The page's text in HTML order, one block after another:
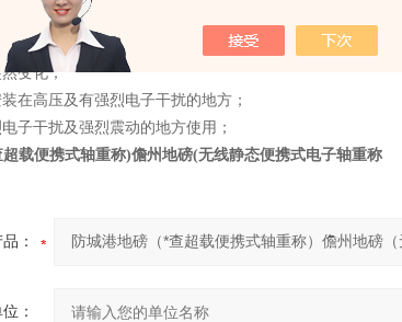
盘，所有按键是软触摸形式的按键；
料清洁仪表；
变化；
在高压及有强烈电子干扰的地方；
子干扰及强烈震动的地方使用；
载便携式轴重称)儋州地磅(无线静态便携式电子轴重称
：
：